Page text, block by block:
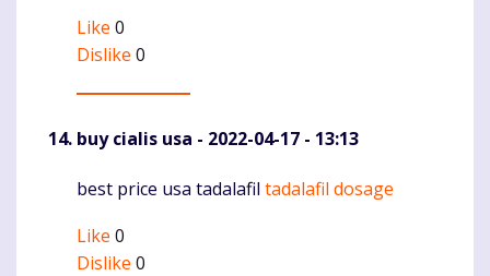
Like 0
Dislike 0
buy cialis usa - 2022-04-17 - 13:13
Komentaras
best price usa tadalafil tadalafil dosage
Like 0
Dislike 0